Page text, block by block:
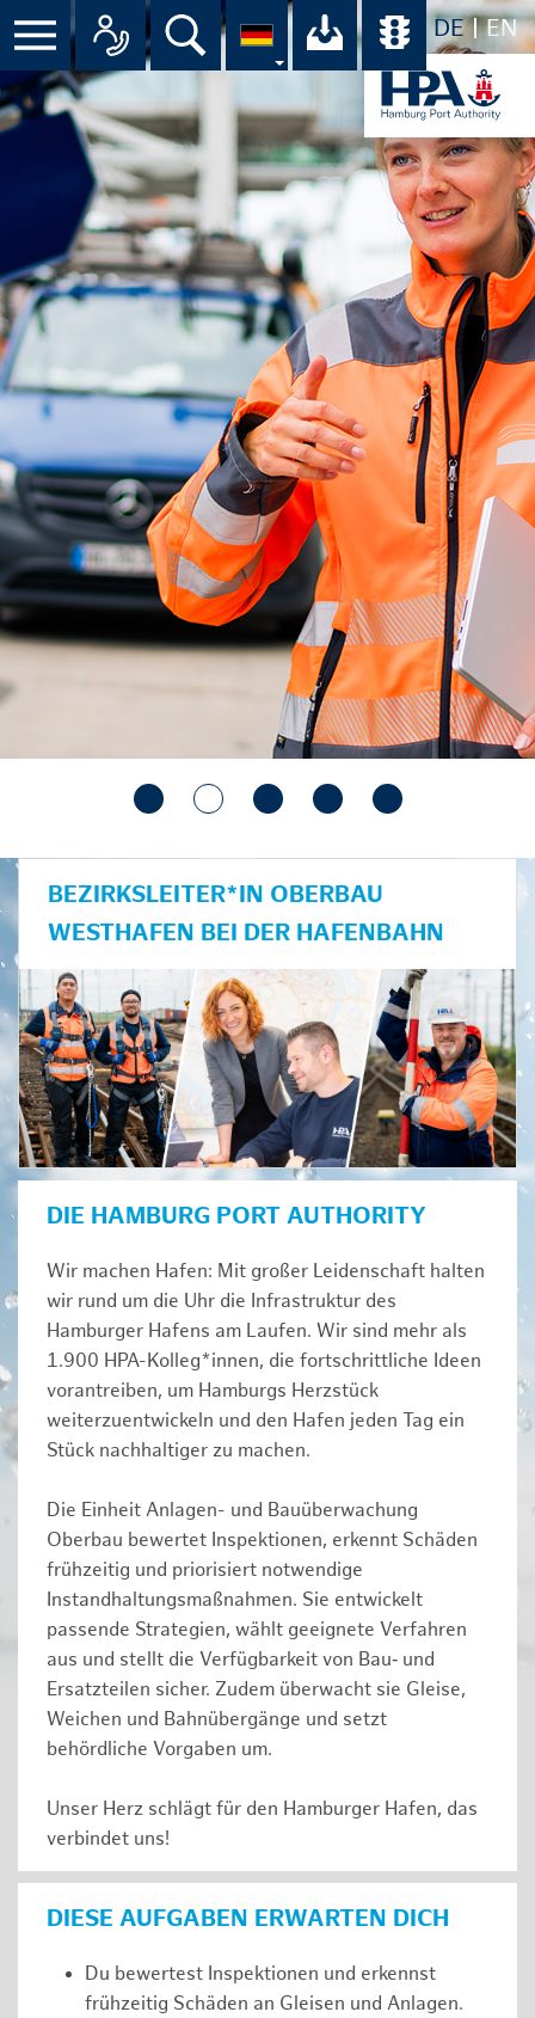
DE EN
Menü Alle Ansprechpartner im
Suche Ihr Download-
BEZIRKSLEITER*IN OBERBAU
WESTHAFEN BEI DER HAFENBAHN
DIE HAMBURG PORT AUTHORITY
Wir machen Hafen: Mit großer Leidenschaft halten
wir rund um die Uhr die Infrastruktur des
Hamburger Hafens am Laufen. Wir sind mehr als
1.900 HPA-Kolleg*innen, die fortschrittliche Ideen
vorantreiben, um Hamburgs Herzstück
weiterzuentwickeln und den Hafen jeden Tag ein
Stück nachhaltiger zu machen.
Die Einheit Anlagen- und Bauüberwachung
Oberbau bewertet Inspektionen, erkennt Schäden
frühzeitig und priorisiert notwendige
Instandhaltungsmaßnahmen. Sie entwickelt
passende Strategien, wählt geeignete Verfahren
aus und stellt die Verfügbarkeit von Bau‑ und
Ersatzteilen sicher. Zudem überwacht sie Gleise,
Weichen und Bahnübergänge und setzt
behördliche Vorgaben um.
Unser Herz schlägt für den Hamburger Hafen, das
verbindet uns!
DIESE AUFGABEN ERWARTEN DICH
Du bewertest Inspektionen und erkennst
frühzeitig Schäden an Gleisen und Anlagen.